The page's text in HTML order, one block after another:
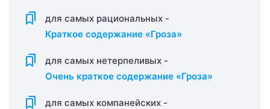
для самых рациональных -
Краткое содержание «Гроза»
для самых нетерпеливых -
Очень краткое содержание «Гроза»
для самых компанейских -